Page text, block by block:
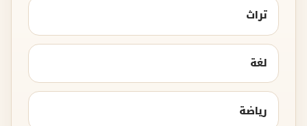
تراث
لغة
رياضة